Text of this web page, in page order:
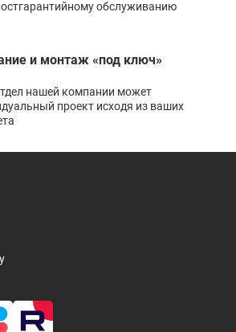
обслуживанию
и монтаж «под ключ»
нашей компании может
проект исходя из ваших